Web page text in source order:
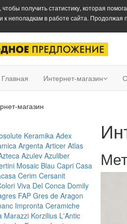
Главная
Интернет-магазин
магазин
Keramika Adex
Argenta Articer Atlas
Azulev Azuliber
Mosaic Blau Capri Casa
Cerim Cersanit
Viva Del Conca Domily
FAP Gres de Aragon
Impronta Ceramiche
Marazzi Korzilius L'Antic
получить статистику, которая
неполадкам в работе сайта.